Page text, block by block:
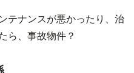
テナンスが悪かったり、治
ら、事故物件？